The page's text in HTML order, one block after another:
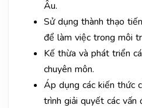
Âu.
Sử dụng thành thạo
để làm việc trong môi
Kế thừa và phát triển
chuyên môn.
Áp dụng các kiến thức
trình giải quyết các vấn